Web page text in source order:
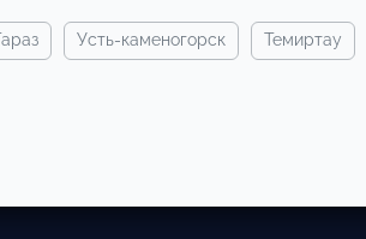
тараз усть-каменогорск темиртау